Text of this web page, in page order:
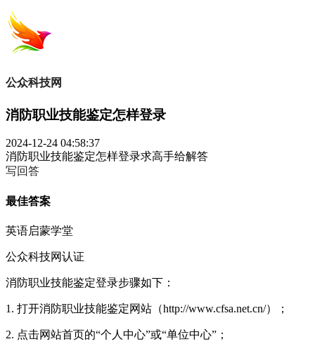
公众科技网
消防职业技能鉴定怎样登录
2024-12-24 04:58:37
消防职业技能鉴定怎样登录求高手给解答
写回答
最佳答案
英语启蒙学堂
公众科技网认证
消防职业技能鉴定登录步骤如下：
1. 打开消防职业技能鉴定网站（http://www.cfsa.net.cn/）；
2. 点击网站首页的“个人中心”或“单位中心”；